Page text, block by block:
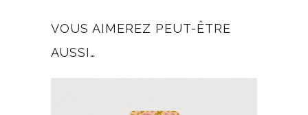
VOUS AIMEREZ PEUT-ÊTRE
AUSSI…